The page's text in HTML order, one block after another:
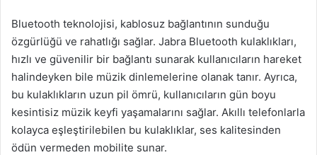
Bluetooth teknolojisi, kablosuz bağlantının sunduğu
özgürlüğü ve rahatlığı sağlar. Jabra Bluetooth kulaklıkları,
hızlı ve güvenilir bir bağlantı sunarak kullanıcıların hareket
halindeyken bile müzik dinlemelerine olanak tanır. Ayrıca,
bu kulaklıkların uzun pil ömrü, kullanıcıların gün boyu
kesintisiz müzik keyfi yaşamalarını sağlar. Akıllı telefonlarla
kolayca eşleştirilebilen bu kulaklıklar, ses kalitesinden
ödün vermeden mobilite sunar.